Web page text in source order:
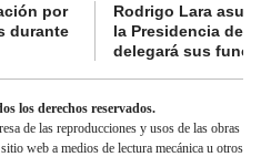
por
durante
Rodrigo Lara
la Presidencia del
delegará sus
los derechos reservados.
de las reproducciones y usos de las obras
web a medios de lectura mecánica u otros